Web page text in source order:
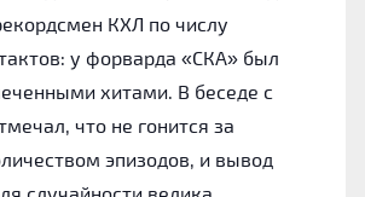
КХЛ по числу
у форварда «СКА» был
хитами. В беседе с
что не гонится за
эпизодов, и вывод